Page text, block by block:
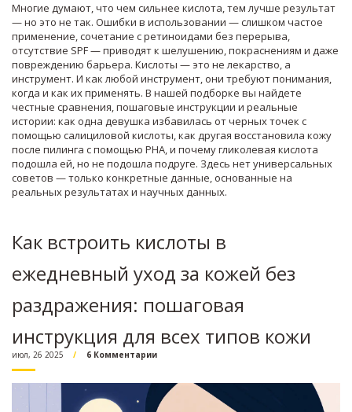
Многие думают, что чем сильнее кислота, тем лучше результат
— но это не так. Ошибки в использовании — слишком частое
применение, сочетание с ретиноидами без перерыва,
отсутствие SPF — приводят к шелушению, покраснениям и даже
повреждению барьера. Кислоты — это не лекарство, а
инструмент. И как любой инструмент, они требуют понимания,
когда и как их применять. В нашей подборке вы найдете
честные сравнения, пошаговые инструкции и реальные
истории: как одна девушка избавилась от черных точек с
помощью салициловой кислоты, как другая восстановила кожу
после пилинга с помощью PHA, и почему гликолевая кислота
подошла ей, но не подошла подруге. Здесь нет универсальных
советов — только конкретные данные, основанные на
реальных результатах и научных данных.
Как встроить кислоты в
ежедневный уход за кожей без
раздражения: пошаговая
инструкция для всех типов кожи
июл, 26 2025 6 Комментарии